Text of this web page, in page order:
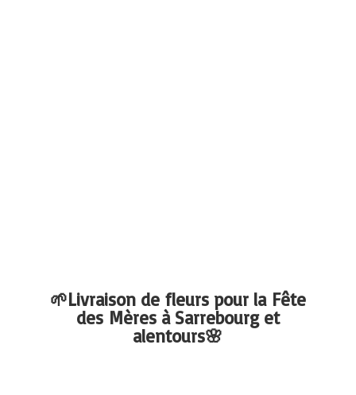
🌱Livraison de fleurs pour la Fête
des Mères à Sarrebourg et
alentours🌸